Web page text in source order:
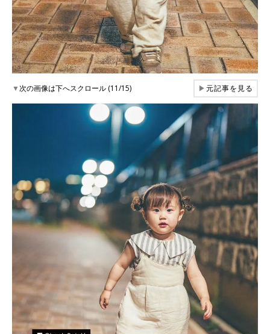
▼次の画像は下へスクロール (11/15) ▶元記事を見る